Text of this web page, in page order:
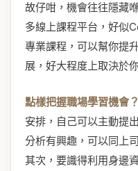
故仔咁，機會往往隱藏
多線上課程平台，好似
專業課程，可以幫你提
展，好大程度上取決於
點樣把握職場學習機會？
安排，自己可以主動提
分析有興趣，可以同上
其次，要識得利用身邊